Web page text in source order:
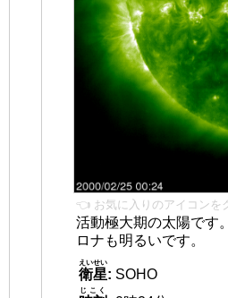
👈 お気に入りのアイコンを
活動極大期の太陽です
ロナも明るいです。
衛星
えいせい
: SOHO
じこく